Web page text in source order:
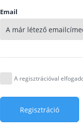
Email
A regisztrációval
Regisztráció